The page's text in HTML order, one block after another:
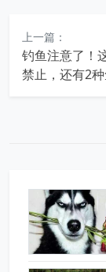
上一篇：
钓鱼注意了！
禁止，还有2